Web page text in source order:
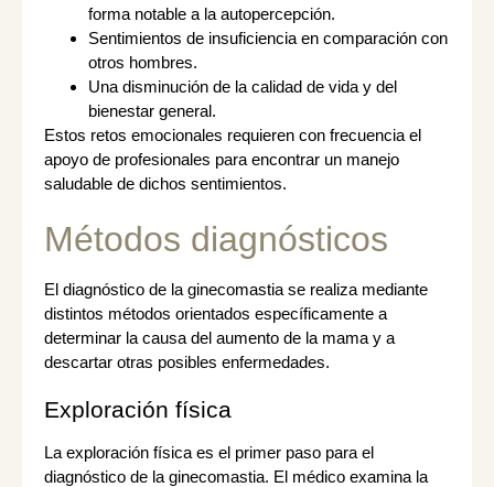
forma notable a la autopercepción.
Sentimientos de insuficiencia en comparación con
otros hombres.
Una disminución de la calidad de vida y del
bienestar general.
Estos retos emocionales requieren con frecuencia el
apoyo de profesionales para encontrar un manejo
saludable de dichos sentimientos.
Métodos diagnósticos
El diagnóstico de la ginecomastia se realiza mediante
distintos métodos orientados específicamente a
determinar la causa del aumento de la mama y a
descartar otras posibles enfermedades.
Exploración física
La exploración física es el primer paso para el
diagnóstico de la ginecomastia. El médico examina la